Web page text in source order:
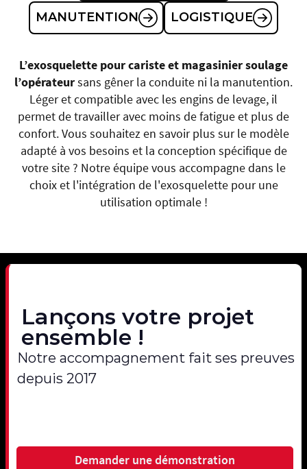
LOGISTIQUE
MANUTENTION
L’exosquelette pour cariste et magasinier soulage
l’opérateursans gêner la conduite ni la manutention.
Léger et compatible avec les engins de levage, il
permet de travailler avec moins de fatigue et plus de
confort. Vous souhaitez en savoir plus sur le modèle
adapté à vos besoins et la conception spécifique de
votre site ? Notre équipe vous accompagne dans le
choix et l'intégration de l'exosquelette pour une
utilisation optimale !
Lançons votre projet
ensemble !
Notre accompagnement fait ses preuves
depuis 2017
Demander une démonstration